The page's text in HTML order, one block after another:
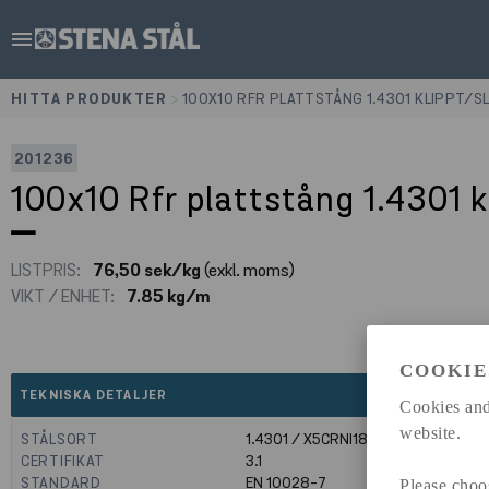
Cookies
website.
Please
menu
HITTA PRODUKTER 100X10 RFR PLATTSTÅNG 1.4301 KLIPPT/
201236
100x10 Rfr plattstång
LISTPRIS: 76,50 sek/kg(exkl. moms)
VIKT / ENHET:
7.85 kg/m
TEKNISKA DETALJER
STÅLSORT
1.4301 / X5CRNI18-10
CERTIFIKAT
3.1
STANDARD
EN 10028-7